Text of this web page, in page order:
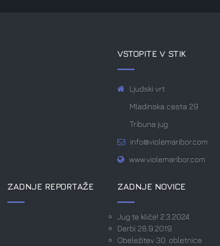
VSTOPITE V STIK
Ljudski vrt
Mladinska cesta 29
Tribuna jug
info@violemaribor.com
www.violemaribor.com
ZADNJE REPORTAŽE ZADNJE NOVICE
Jug te kliče! 2.3.2024
Derbi 28.9.2019
Obeležitev 30. obletnice